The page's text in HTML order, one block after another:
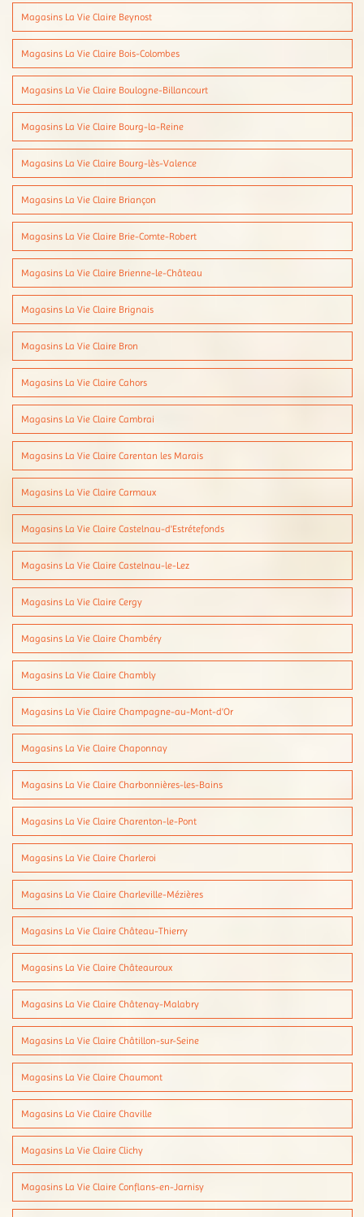
Magasins La Vie Claire Beynost
Magasins La Vie Claire Bois-Colombes
Magasins La Vie Claire Boulogne-Billancourt
Magasins La Vie Claire Bourg-la-Reine
Magasins La Vie Claire Bourg-lès-Valence
Magasins La Vie Claire Briançon
Magasins La Vie Claire Brie-Comte-Robert
Magasins La Vie Claire Brienne-le-Château
Magasins La Vie Claire Brignais
Magasins La Vie Claire Bron
Magasins La Vie Claire Cahors
Magasins La Vie Claire Cambrai
Magasins La Vie Claire Carentan les Marais
Magasins La Vie Claire Carmaux
Magasins La Vie Claire Castelnau-d'Estrétefonds
Magasins La Vie Claire Castelnau-le-Lez
Magasins La Vie Claire Cergy
Magasins La Vie Claire Chambéry
Magasins La Vie Claire Chambly
Magasins La Vie Claire Champagne-au-Mont-d'Or
Magasins La Vie Claire Chaponnay
Magasins La Vie Claire Charbonnières-les-Bains
Magasins La Vie Claire Charenton-le-Pont
Magasins La Vie Claire Charleroi
Magasins La Vie Claire Charleville-Mézières
Magasins La Vie Claire Château-Thierry
Magasins La Vie Claire Châteauroux
Magasins La Vie Claire Châtenay-Malabry
Magasins La Vie Claire Châtillon-sur-Seine
Magasins La Vie Claire Chaumont
Magasins La Vie Claire Chaville
Magasins La Vie Claire Clichy
Magasins La Vie Claire Conflans-en-Jarnisy